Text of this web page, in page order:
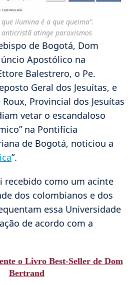
ilumina é a que queima”.
anticristã atinge paroxismos
de Bogotá, Dom
Apostólico na
Balestrero, o Pe.
Geral dos Jesuítas, e
Roux, Provincial dos Jesuítas
vetar o escandaloso
na Pontifícia
de Bogotá, noticiou a
”.
recebido como um acinte
dos colombianos e dos
essa Universidade
de acordo com a
o Livro Best-Seller de Dom
Bertrand